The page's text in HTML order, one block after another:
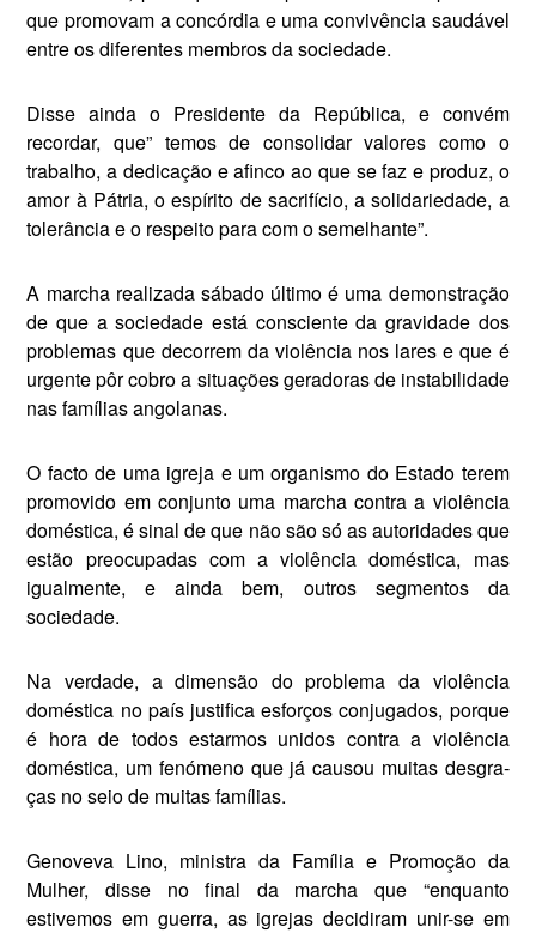
que promovam a concórdia e uma convivência saudável
entre os diferentes membros da sociedade.
Disse ainda o Presidente da República, e convém
recordar, que” temos de consolidar valores como o
trabalho, a dedicação e afinco ao que se faz e produz, o
amor à Pátria, o espírito de sacrifício, a solidariedade, a
tolerân­cia e o respeito para com o semelhante”.
A marcha realizada sábado último é uma demonstração
de que a socie­dade está consciente da gravidade dos
problemas que decorrem da violên­cia nos lares e que é
urgente pôr cobro a situações geradoras de instabilida­de
nas famílias angolanas.
O facto de uma igreja e um organismo do Estado terem
promovido em conjunto uma marcha contra a violência
doméstica, é sinal de que não são só as autoridades que
estão preocupadas com a violência doméstica, mas
igualmente, e ainda bem, outros segmentos da
sociedade.
Na verdade, a dimensão do problema da violência
doméstica no país justifica esforços conjugados, porque
é hora de todos estarmos unidos contra a violência
doméstica, um fenómeno que já causou muitas desgra­
ças no seio de muitas famílias.
Genoveva Lino, ministra da Família e Promoção da
Mulher, disse no fi­nal da marcha que “enquanto
estivemos em guerra, as igrejas decidiram unir-se em